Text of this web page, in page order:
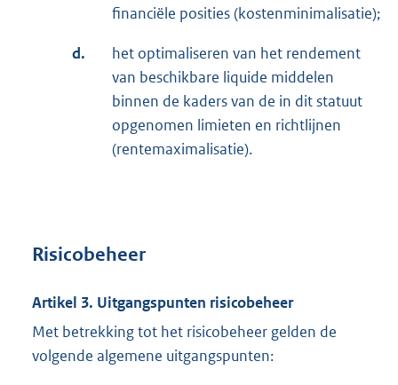
financiële posities (kostenminimalisatie);
d.
het optimaliseren van het rendement
van beschikbare liquide middelen
binnen de kaders van de in dit statuut
opgenomen limieten en richtlijnen
(rentemaximalisatie).
Risicobeheer
Artikel 3. Uitgangspunten risicobeheer
Met betrekking tot het risicobeheer gelden de
volgende algemene uitgangspunten: